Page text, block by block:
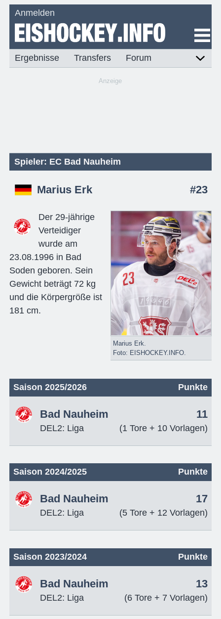
Anmelden
Ergebnisse Transfers Forum
Anzeige
Spieler: EC Bad Nauheim
Marius Erk #23
Marius Erk.
Foto: EISHOCKEY.INFO.
Der 29-jährige
Verteidiger
wurde am
23.08.1996 in Bad
Soden geboren. Sein
Gewicht beträgt 72 kg
und die Körpergröße ist
181 cm.
Saison 2025/2026 Punkte
Bad Nauheim
DEL2: Liga
11
(1 Tore + 10 Vorlagen)
Saison 2024/2025 Punkte
Bad Nauheim
DEL2: Liga
17
(5 Tore + 12 Vorlagen)
Saison 2023/2024 Punkte
Bad Nauheim
DEL2: Liga
13
(6 Tore + 7 Vorlagen)